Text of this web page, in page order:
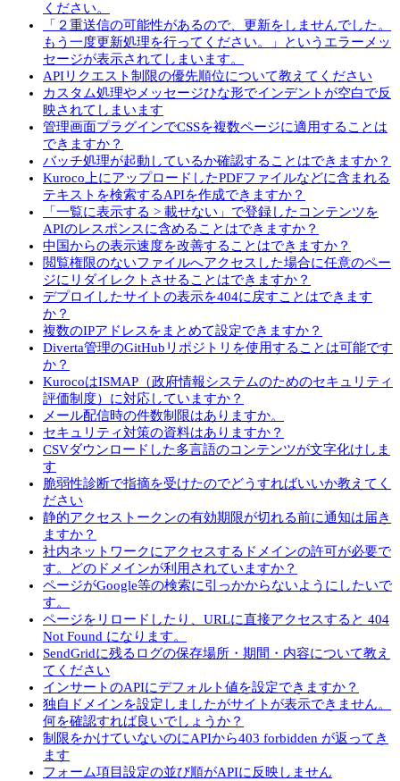
ください。
「２重送信の可能性があるので、更新をしませんでした。
もう一度更新処理を行ってください。」というエラーメッ
セージが表示されてしまいます。
APIリクエスト制限の優先順位について教えてください
カスタム処理やメッセージひな形でインデントが空白で反
映されてしまいます
管理画面プラグインでCSSを複数ページに適用することは
できますか？
バッチ処理が起動しているか確認することはできますか？
Kuroco上にアップロードしたPDFファイルなどに含まれる
テキストを検索するAPIを作成できますか？
「一覧に表示する > 載せない」で登録したコンテンツを
APIのレスポンスに含めることはできますか？
中国からの表示速度を改善することはできますか？
閲覧権限のないファイルへアクセスした場合に任意のペー
ジにリダイレクトさせることはできますか？
デプロイしたサイトの表示を404に戻すことはできます
か？
複数のIPアドレスをまとめて設定できますか？
Diverta管理のGitHubリポジトリを使用することは可能です
か？
KurocoはISMAP（政府情報システムのためのセキュリティ
評価制度）に対応していますか？
メール配信時の件数制限はありますか。
セキュリティ対策の資料はありますか？
CSVダウンロードした多言語のコンテンツが文字化けしま
す
脆弱性診断で指摘を受けたのでどうすればいいか教えてく
ださい
静的アクセストークンの有効期限が切れる前に通知は届き
ますか？
社内ネットワークにアクセスするドメインの許可が必要で
す。どのドメインが利用されていますか？
ページがGoogle等の検索に引っかからないようにしたいで
す。
ページをリロードしたり、URLに直接アクセスすると 404
Not Found になります。
SendGridに残るログの保存場所・期間・内容について教え
てください
インサートのAPIにデフォルト値を設定できますか？
独自ドメインを設定しましたがサイトが表示できません。
何を確認すれば良いでしょうか？
制限をかけていないのにAPIから403 forbidden が返ってき
ます
フォーム項目設定の並び順がAPIに反映しません